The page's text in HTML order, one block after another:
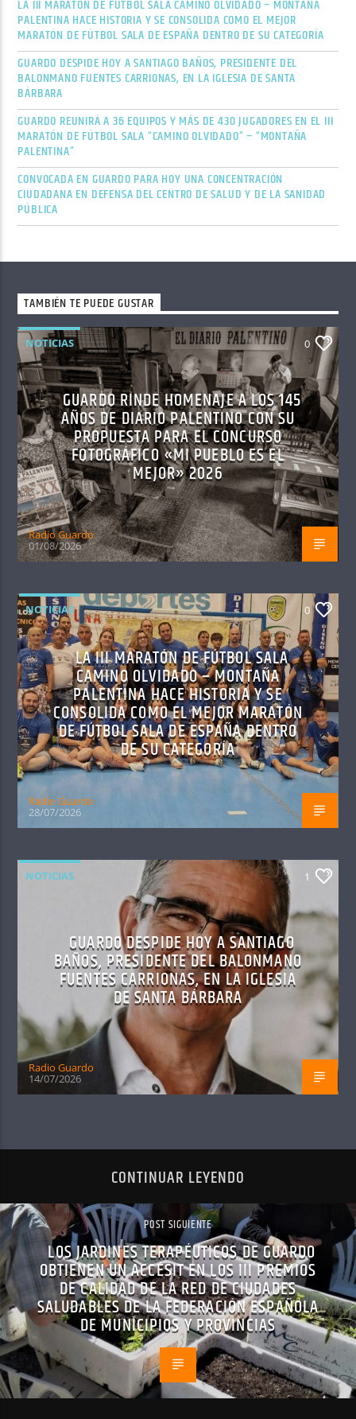
LA III MARATÓN DE FÚTBOL SALA CAMINO OLVIDADO – MONTAÑA
PALENTINA HACE HISTORIA Y SE CONSOLIDA COMO EL MEJOR
MARATÓN DE FÚTBOL SALA DE ESPAÑA DENTRO DE SU CATEGORÍA
GUARDO DESPIDE HOY A SANTIAGO BAÑOS, PRESIDENTE DEL
BALONMANO FUENTES CARRIONAS, EN LA IGLESIA DE SANTA
BÁRBARA
GUARDO REUNIRÁ A 36 EQUIPOS Y MÁS DE 430 JUGADORES EN EL III
MARATÓN DE FÚTBOL SALA “CAMINO OLVIDADO” – “MONTAÑA
PALENTINA”
CONVOCADA EN GUARDO PARA HOY UNA CONCENTRACIÓN
CIUDADANA EN DEFENSA DEL CENTRO DE SALUD Y DE LA SANIDAD
PÚBLICA
TAMBIÉN TE PUEDE GUSTAR
NOTICIAS 0
GUARDO RINDE HOMENAJE A LOS 145
AÑOS DE DIARIO PALENTINO CON SU
PROPUESTA PARA EL CONCURSO
FOTOGRÁFICO «MI PUEBLO ES EL
MEJOR» 2026
Radio Guardo
01/08/2026
NOTICIAS 0
LA III MARATÓN DE FÚTBOL SALA
CAMINO OLVIDADO – MONTAÑA
PALENTINA HACE HISTORIA Y SE
CONSOLIDA COMO EL MEJOR MARATÓN
DE FÚTBOL SALA DE ESPAÑA DENTRO
DE SU CATEGORÍA
Radio Guardo
28/07/2026
NOTICIAS 1
GUARDO DESPIDE HOY A SANTIAGO
BAÑOS, PRESIDENTE DEL BALONMANO
FUENTES CARRIONAS, EN LA IGLESIA
DE SANTA BÁRBARA
Radio Guardo
14/07/2026
CONTINUAR LEYENDO
POST SIGUIENTE
LOS JARDINES TERAPÉUTICOS DE GUARDO
OBTIENEN UN ACCÉSIT EN LOS III PREMIOS
DE CALIDAD DE LA RED DE CIUDADES
SALUDABLES DE LA FEDERACIÓN ESPAÑOLA
DE MUNICIPIOS Y PROVINCIAS